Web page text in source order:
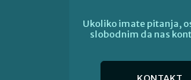
Ukoliko imate pitanja,
slobodnim da nas